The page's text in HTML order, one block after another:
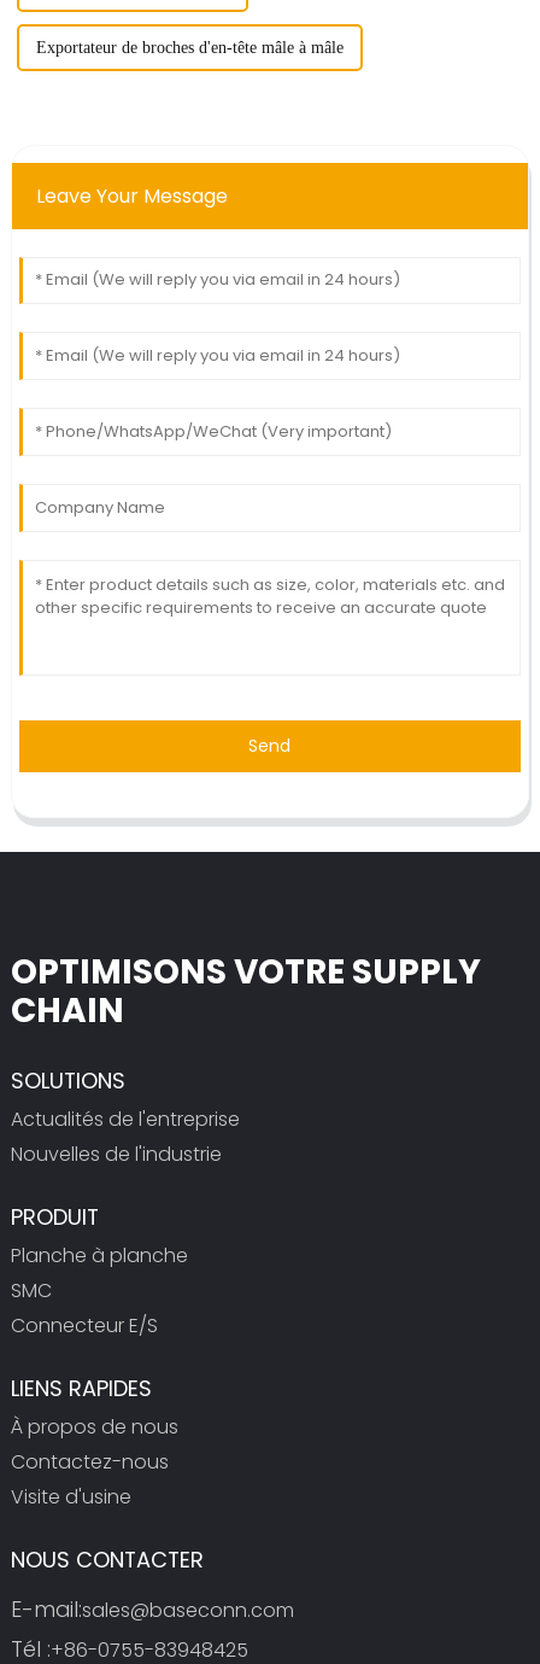
Exportateur de broches d'en-tête mâle à mâle
Leave Your Message
Send
OPTIMISONS VOTRE SUPPLY
CHAIN
SOLUTIONS
Actualités de l'entreprise
Nouvelles de l'industrie
PRODUIT
Planche à planche
SMC
Connecteur E/S
LIENS RAPIDES
À propos de nous
Contactez-nous
Visite d'usine
NOUS CONTACTER
E-mail:sales@baseconn.com
Tél :+86-0755-83948425